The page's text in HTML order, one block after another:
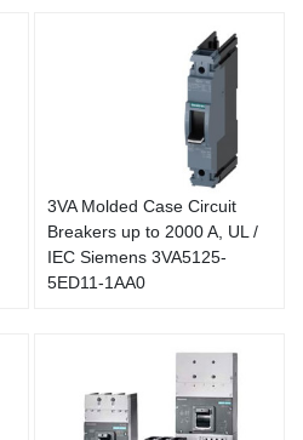
3VA Molded Case Circuit
Breakers up to 2000 A, UL /
IEC Siemens 3VA5125-
5ED11-1AA0